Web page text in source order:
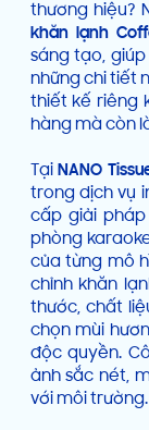
thương hiệu?
khăn lạnh
sáng tạo,
những chi tiết
thiết kế riêng
hàng mà còn
Tại NANO
trong dịch vụ
cấp giải
phòng
của từng mô
chỉnh khăn
thước, chất
chọn mùi
độc quyền.
ảnh sắc nét,
với môi trường.